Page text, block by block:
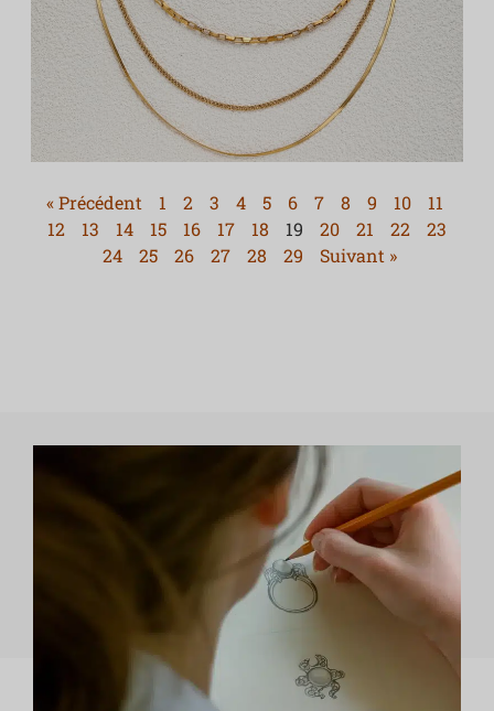
« Précédent 1 2 3 4 5 6 7 8 9 10
11
12
13 14 15 16 17 18 19 20 21 22
23
24
25 26 27 28 29 Suivant »